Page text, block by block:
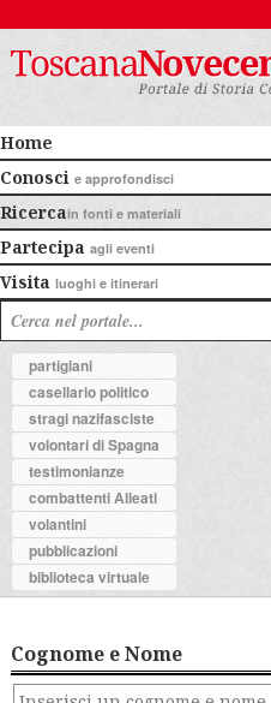
Home
Conosci e approfondisci
Ricercain fonti e materiali
Partecipa agli eventi
Visita luoghi e itinerari
partigiani
casellario politico
stragi nazifasciste
volontari di Spagna
testimonianze
combattenti Alleati
volantini
pubblicazioni
biblioteca virtuale
Cognome e Nome